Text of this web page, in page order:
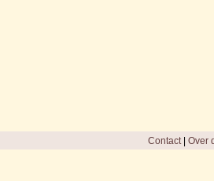
Contact| Over